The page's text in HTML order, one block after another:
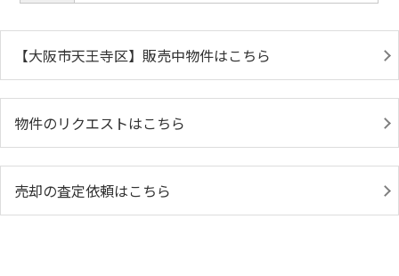
【大阪市天王寺区】販売中物件はこちら
物件のリクエストはこちら
売却の査定依頼はこちら